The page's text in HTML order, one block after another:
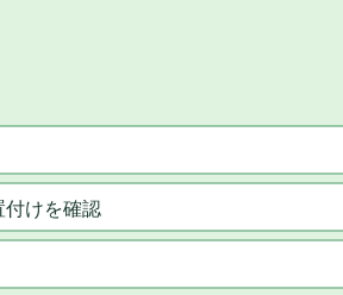
付けを確認